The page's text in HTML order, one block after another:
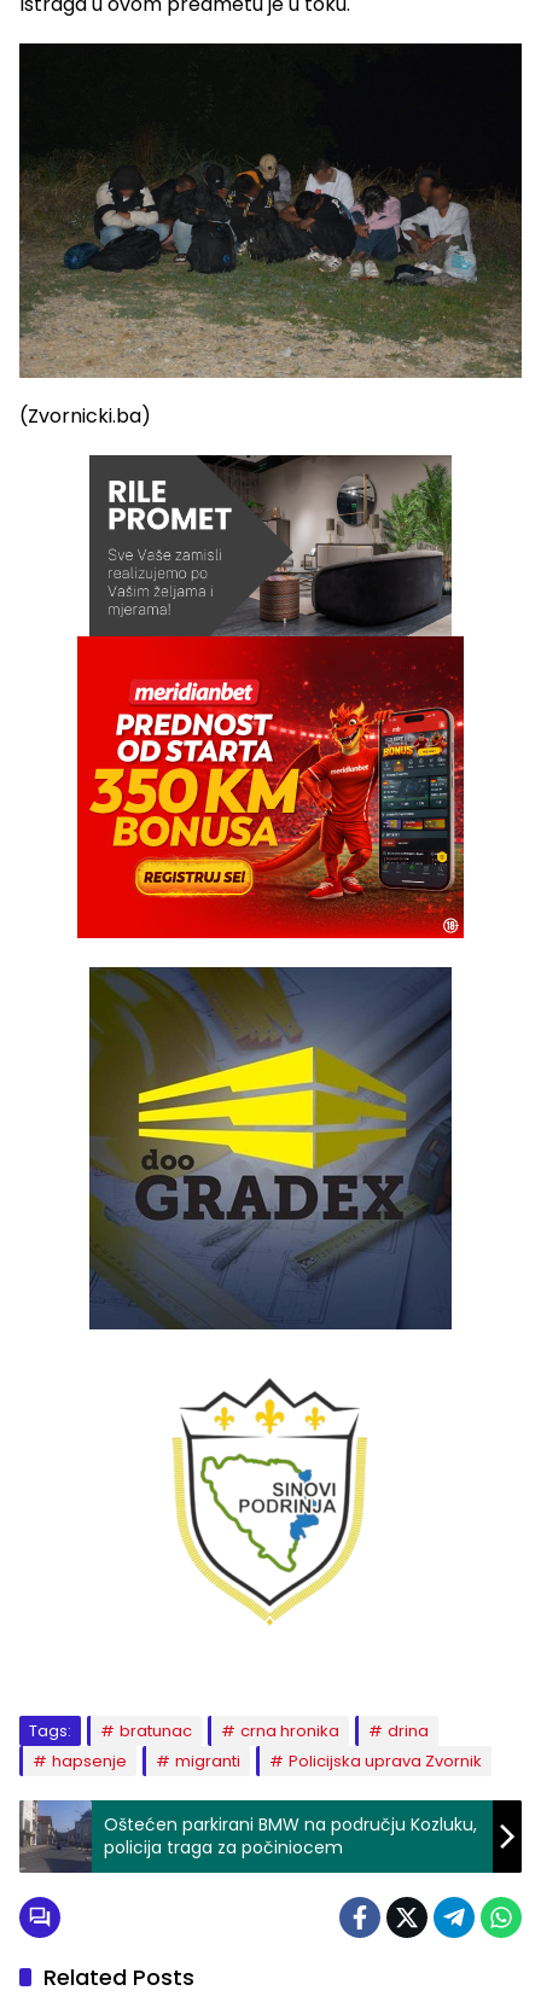
(Zvornicki.ba)
Tags: bratunac crna hronika
drina
hapsenje
migranti Policijska uprava Zvornik
Oštećen parkirani BMW na području Kozluku,
policija traga za počiniocem
Related Posts